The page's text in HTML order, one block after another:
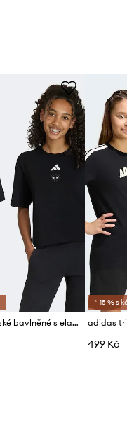
adidas tričko dětské bavlněné s elastanem MARVEL SPIDER-MAN
*-15 % s
adidas
499 Kč